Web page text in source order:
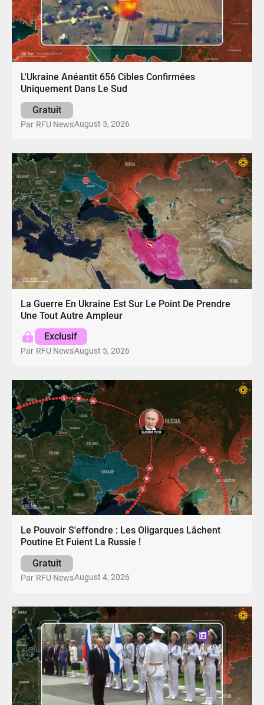
L'Ukraine Anéantit 656 Cibles Confirmées
Uniquement Dans Le Sud
Gratuit
Par RFU NewsAugust 5, 2026
La Guerre En Ukraine Est Sur Le Point De Prendre
Une Tout Autre Ampleur
Exclusif
Par RFU NewsAugust 5, 2026
Le Pouvoir S'effondre : Les Oligarques Lâchent
Poutine Et Fuient La Russie !
Gratuit
Par RFU NewsAugust 4, 2026